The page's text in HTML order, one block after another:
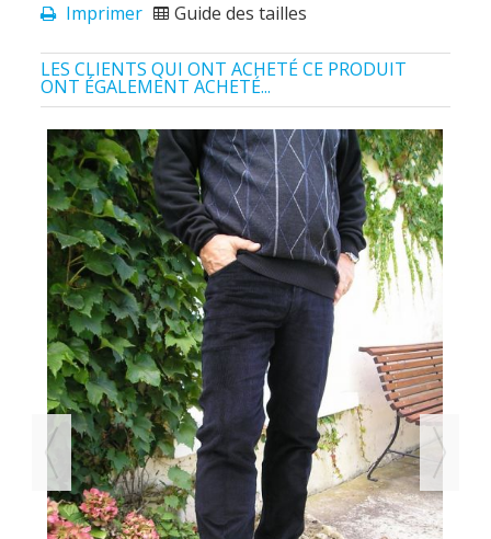
Imprimer Guide des tailles
LES CLIENTS QUI ONT ACHETÉ CE PRODUIT
ONT ÉGALEMENT ACHETÉ...